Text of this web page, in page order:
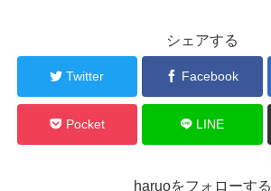
シェアする
Twitter Facebook
Pocket LINE
haruoをフォローする